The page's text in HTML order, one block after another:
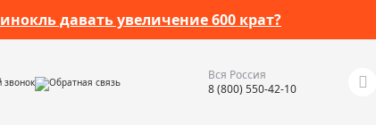
давать увеличение 600 крат?
Обратная связь
Вся Россия
8 (800) 550-42-10